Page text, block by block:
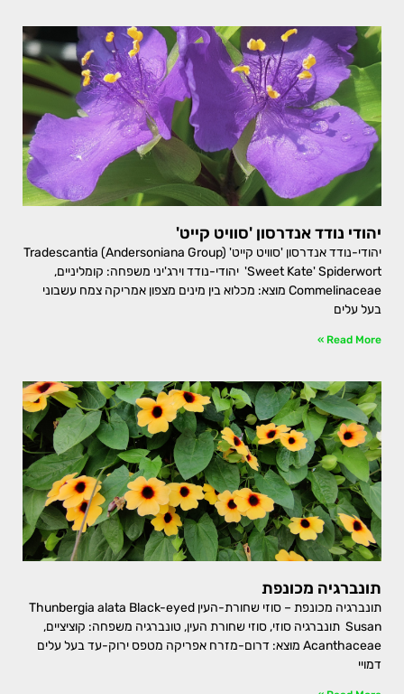
יהודי נודד אנדרסון 'סוויט קייט'
יהודי-נודד אנדרסון 'סוויט קייט' Tradescantia (Andersoniana Group)
'Sweet Kate' Spiderwort יהודי-נודד וירג'יני משפחה: קומליניים,
Commelinaceae מוצא: מכלוא בין מינים מצפון אמריקה צמח עשבוני
בעל עלים
Read More »
תונברגיה מכונפת
תונברגיה מכונפת – סוזי שחורת-העין Thunbergia alata Black-eyed
Susan תונברגיה סוזי, סוזי שחורת העין, טונברגיה משפחה: קוציציים,
Acanthaceae מוצא: דרום-מזרח אפריקה מטפס ירוק-עד בעל עלים
דמויי